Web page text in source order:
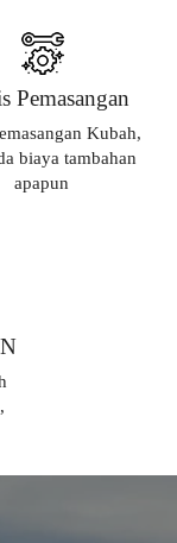
Pemasangan
Kubah,
biaya tambahan
apapun